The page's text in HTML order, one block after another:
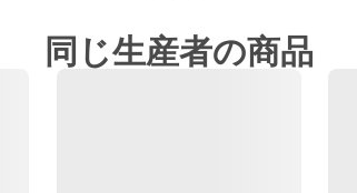
同じ生産者の商品